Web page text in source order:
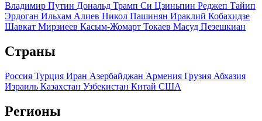
Владимир Путин Дональд Трамп Си Цзиньпин Реджеп Тайип
Эрдоган Ильхам Алиев Никол Пашинян Ираклий Кобахидзе
Шавкат Мирзиеев Касым-Жомарт Токаев Масуд Пезешкиан
Страны
Россия Турция Иран Азербайджан Армения Грузия Абхазия
Израиль Казахстан Узбекистан Китай США
Регионы